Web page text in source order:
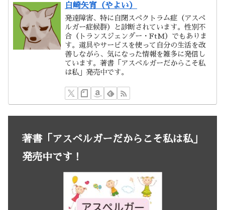
白崎矢宵（やよい）
発達障害、特に自閉スペクトラム症（アスペ
ルガー症候群）と診断されています。性別不
合（トランスジェンダー・FtM）でもありま
す。道具やサービスを使って自分の生活を改
善しながら、気になった情報を雑多に発信し
ています。著書「アスペルガーだからこそ私
は私」発売中です。
著書「アスペルガーだからこそ私は私」
発売中です！